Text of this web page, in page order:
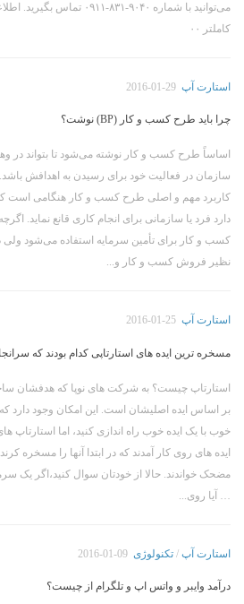
می‌توانید با شماره ۹۰۴۰-۸۳۱-۰۹۱۱ تماس
کاملتر ۰۰
استارت آپ 2016-01-29
چرا باید طرح کسب و کار (BP) نوشت؟
اساساً طرح کسب و کار نوشته می‌شود تا بتواند در
سازمان در فعالیت خود برای رسیدن به اهدافش باشد.
کاربرد مهم و اصلی طرح کسب و کار هنگامی است که
دارد فرد یا سازمانی برای انجام کاری قانع نماید.
کسب و کار برای تأمین سرمایه استفاده می‌شود ولی
نظیر فروش کسب و کار و...
استارت آپ 2016-01-25
مسخره ترین ایده های استارتاپی کدام بودند که
استارتاپ چیست؟ به شرکت های نوپا که هدفشان
بر اساس ایده اصلیشان است. این امکان وجود دارد
خوب با یک ایده خوب راه اندازی کنید، اما استارتاپ
ایده های روی کار آمدند که در ابتدا آنها را مسخره
مضحک خواندند. حالا از خودتان سوال کنید،اگر یک
… آیا روی...
استارت آپ / تکنولوژی 2016-01-09
درآمد وایبر و واتس اپ و تلگرام از چیست؟